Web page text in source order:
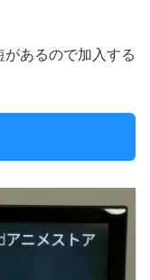
あるので加入する